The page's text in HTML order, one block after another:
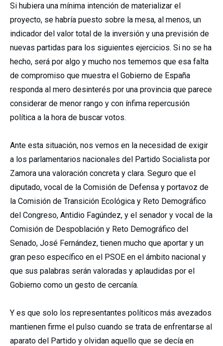
Si hubiera una mínima intención de materializar el
proyecto, se habría puesto sobre la mesa, al menos, un
indicador del valor total de la inversión y una previsión de
nuevas partidas para los siguientes ejercicios. Si no se ha
hecho, será por algo y mucho nos tememos que esa falta
de compromiso que muestra el Gobierno de España
responda al mero desinterés por una provincia que parece
considerar de menor rango y con ínfima repercusión
política a la hora de buscar votos.
Ante esta situación, nos vemos en la necesidad de exigir
a los parlamentarios nacionales del Partido Socialista por
Zamora una valoración concreta y clara. Seguro que el
diputado, vocal de la Comisión de Defensa y portavoz de
la Comisión de Transición Ecológica y Reto Demográfico
del Congreso, Antidio Fagúndez, y el senador y vocal de la
Comisión de Despoblación y Reto Demográfico del
Senado, José Fernández, tienen mucho que aportar y un
gran peso específico en el PSOE en el ámbito nacional y
que sus palabras serán valoradas y aplaudidas por el
Gobierno como un gesto de cercanía.
Y es que solo los representantes políticos más avezados
mantienen firme el pulso cuando se trata de enfrentarse al
aparato del Partido y olvidan aquello que se decía en